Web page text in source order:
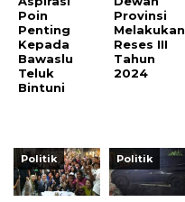
Poin
Penting
Kepada
Bawaslu
Teluk
Bintuni
Provinsi
Melakukan
Reses III
Tahun
2024
Politik Politik